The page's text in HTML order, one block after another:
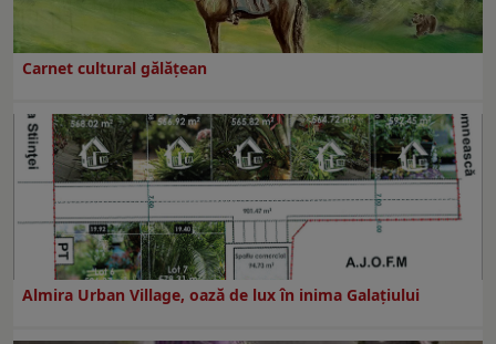
Carnet cultural gălăţean
Almira Urban Village, oază de lux în inima Galațiului